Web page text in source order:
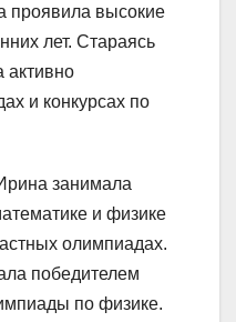
проявила высокие
лет. Стараясь
активно
и конкурсах по
занимала
и физике
олимпиадах.
победителем
по физике.